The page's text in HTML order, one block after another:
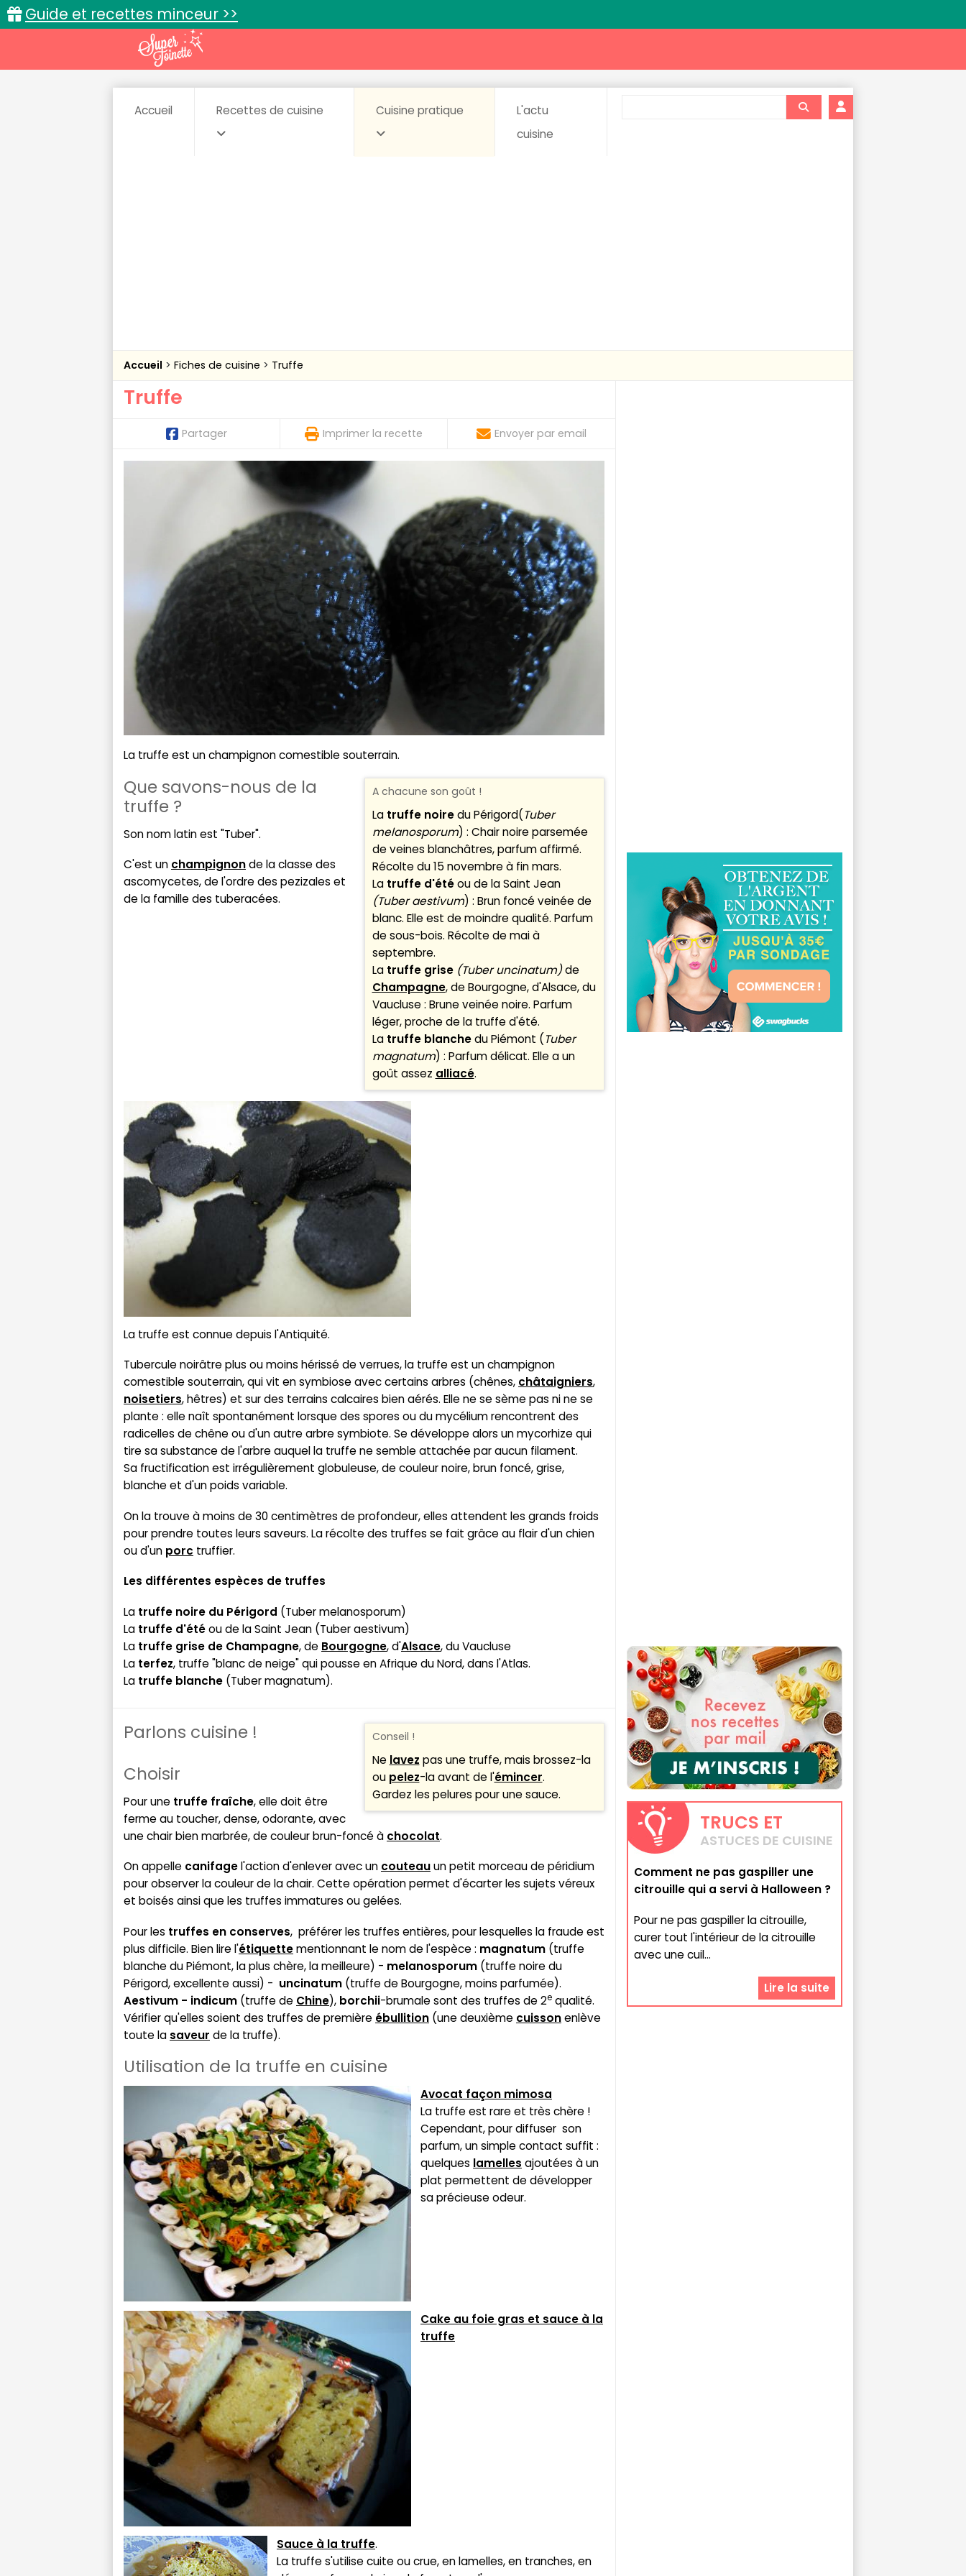
Guide et recettes minceur >>
Accueil Recettes de cuisine Cuisine pratique
L'actu
cuisine
Accueil Fiches de cuisine Truffe
Truffe
Partager Imprimer la recette Envoyer par email
La truffe est un champignon comestible souterrain.
A chacune son goût !
La truffe noiredu Périgord( Tuber
melanosporum) : Chair noire parsemée
de veines blanchâtres, parfum affirmé.
Récolte du 15 novembre à fin mars.
La truffe d'étéou de la Saint Jean
(Tuber aestivum) : Brun foncé veinée de
blanc. Elle est de moindre qualité. Parfum
de sous-bois. Récolte de mai à
septembre.
La truffe grise (Tuber uncinatum)de
Champagne, de Bourgogne, d'Alsace, du
Vaucluse : Brune veinée noire. Parfum
léger, proche de la truffe d'été.
La truffe blanchedu Piémont ( Tuber
magnatum) : Parfum délicat. Elle a un
goût assez alliacé.
Que savons-nous de la
truffe ?
Son nom latin est "Tuber".
C'est un champignonde la classe des
ascomycetes, de l'ordre des pezizales et
de la famille des tuberacées.
La truffe est connue depuis l'Antiquité.
Tubercule noirâtre plus ou moins hérissé de verrues, la truffe est un champignon
comestible souterrain, qui vit en symbiose avec certains arbres (chênes, châtaigniers,
noisetiers, hêtres) et sur des terrains calcaires bien aérés. Elle ne se sème pas ni ne se
plante : elle naît spontanément lorsque des spores ou du mycélium rencontrent des
radicelles de chêne ou d'un autre arbre symbiote. Se développe alors un mycorhize qui
tire sa substance de l'arbre auquel la truffe ne semble attachée par aucun filament.
Sa fructification est irrégulièrement globuleuse, de couleur noire, brun foncé, grise,
blanche et d'un poids variable.
On la trouve à moins de 30 centimètres de profondeur, elles attendent les grands froids
pour prendre toutes leurs saveurs. La récolte des truffes se fait grâce au flair d'un chien
ou d'un porc truffier.
Les différentes espèces de truffes
La truffe noire du Périgord (Tuber melanosporum)
La truffe d'étéou de la Saint Jean (Tuber aestivum)
La truffe grise de Champagne, de Bourgogne, d'Alsace, du Vaucluse
La terfez, truffe "blanc de neige" qui pousse en Afrique du Nord, dans l'Atlas.
La truffe blanche (Tuber magnatum).
Conseil !
Ne lavez pas une truffe, mais brossez-la
ou pelez-la avant de l'émincer.
Gardez les pelures pour une sauce.
Parlons cuisine !
Choisir
Pour une truffe fraîche, elle doit être
ferme au toucher, dense, odorante, avec
une chair bien marbrée, de couleur brun-foncé à chocolat.
On appelle canifagel'action d'enlever avec un couteauun petit morceau de péridium
pour observer la couleur de la chair. Cette opération permet d'écarter les sujets véreux
et boisés ainsi que les truffes immatures ou gelées.
Pour les truffes en conserves, préférer les truffes entières, pour lesquelles la fraude est
plus difficile. Bien lire l'étiquettementionnant le nom de l'espèce : magnatum (truffe
blanche du Piémont, la plus chère, la meilleure) - melanosporum (truffe noire du
Périgord, excellente aussi) - uncinatum (truffe de Bourgogne, moins parfumée).
Aestivum - indicum (truffe de Chine), borchii-brumale sont des truffes de 2e qualité.
Vérifier qu'elles soient des truffes de première ébullition (une deuxième cuissonenlève
toute lasaveur de la truffe).
Utilisation de la truffe en cuisine
Avocat façon mimosa
La truffe est rare et très chère !
Cependant, pour diffuser son
parfum, un simple contact suffit :
quelques lamelles ajoutées à un
plat permettent de développer
sa précieuse odeur.
Cake au foie gras et sauce à la
truffe
Sauce à la truffe.
La truffe s'utilise cuite ou crue, en lamelles, en tranches, en
TRUCS ET
ASTUCES DE CUISINE
Comment ne pas gaspiller une
citrouille qui a servi à Halloween ?
Pour ne pas gaspiller la citrouille,
curer tout l'intérieur de la citrouille
avec une cuil...
Lire la suite